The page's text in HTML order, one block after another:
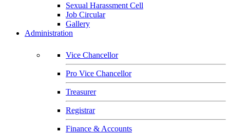
Sexual Harassment Cell
Job Circular
Gallery
Administration
Vice Chancellor
Pro Vice Chancellor
Treasurer
Registrar
Finance & Accounts